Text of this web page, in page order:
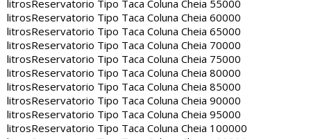
litrosReservatorio Tipo Taca Coluna Cheia 55000
litrosReservatorio Tipo Taca Coluna Cheia 60000
litrosReservatorio Tipo Taca Coluna Cheia 65000
litrosReservatorio Tipo Taca Coluna Cheia 70000
litrosReservatorio Tipo Taca Coluna Cheia 75000
litrosReservatorio Tipo Taca Coluna Cheia 80000
litrosReservatorio Tipo Taca Coluna Cheia 85000
litrosReservatorio Tipo Taca Coluna Cheia 90000
litrosReservatorio Tipo Taca Coluna Cheia 95000
litrosReservatorio Tipo Taca Coluna Cheia 100000